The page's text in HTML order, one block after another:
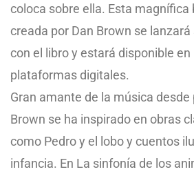
coloca sobre ella. Esta magnífica
creada por Dan Brown se
con el libro y estará disponible
plataformas digitales.
Gran amante de la música desde
Brown se ha inspirado en obras
como Pedro y el lobo y cuentos
infancia. En La sinfonía de los